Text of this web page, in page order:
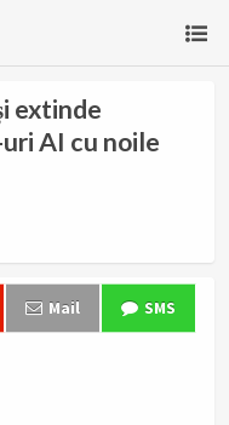
extinde
AI cu noile
Mail SMS